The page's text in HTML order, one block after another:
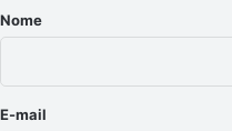
r
*
Nome
E-mail